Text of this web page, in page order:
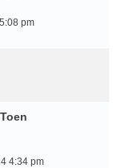
pm
4:34 pm